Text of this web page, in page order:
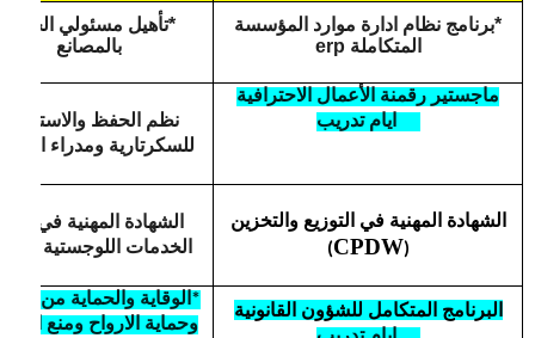
*برنامج نظام ادارة موارد المؤسسة
المتكاملة erp
*تأهيل مسئولي الجودة
بالمصانع
ماجستير رقمنة الأعمال الاحترافية
نظم الحفظ والاسترجاع
للسكرتارية ومدراء
الشهادة المهنية في التوزيع والتخزين
(
CPDW
)
الشهادة المهنية في
الخدمات اللوجستية (
البرنامج المتكامل للشؤون القانونية
*الوقاية والحماية من
وحماية الارواح ومنع